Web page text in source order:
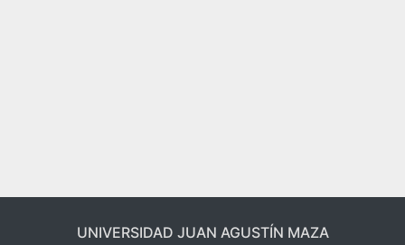
UNIVERSIDAD JUAN AGUSTÍN MAZA